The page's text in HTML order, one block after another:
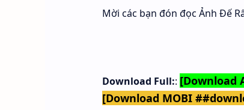
Mời các bạn đón đọc Ảnh Đế
Download Full:: [Download
[Download MOBI